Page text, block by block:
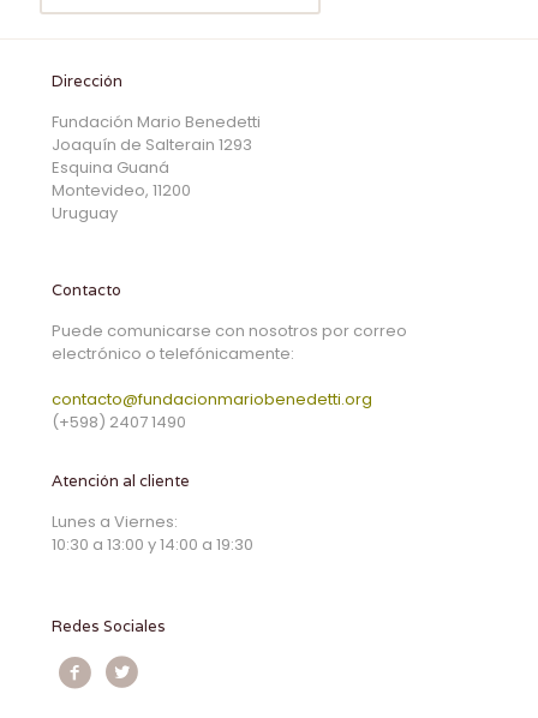
Dirección
Fundación Mario Benedetti
Joaquín de Salterain 1293
Esquina Guaná
Montevideo, 11200
Uruguay
Contacto
Puede comunicarse con nosotros por correo
electrónico o telefónicamente:
contacto@fundacionmariobenedetti.org
(+598) 2407 1490
Atención al cliente
Lunes a Viernes:
10:30 a 13:00 y 14:00 a 19:30
Redes Sociales